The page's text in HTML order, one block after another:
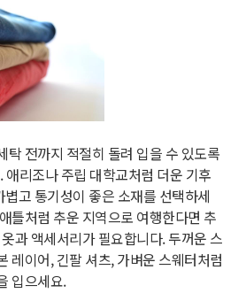
탁 전까지 적절히 돌려 입을 수 있도록
리조나 주립 대학교처럼 더운 기후
고 통기성이 좋은 소재를 선택하세
틀처럼 추운 지역으로 여행한다면 추
과 액세서리가 필요합니다. 두꺼운 스
레이어, 긴팔 셔츠, 가벼운 스웨터처럼
입으세요.